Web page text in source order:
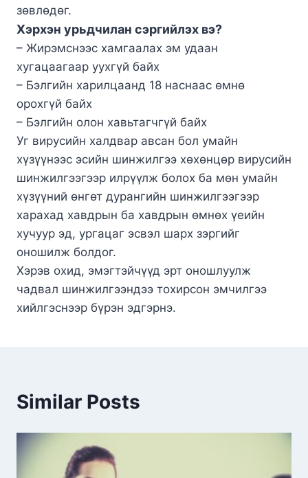
зөвлөдөг.
Хэрхэн урьдчилан сэргийлэх вэ?
– Жирэмснээс хамгаалах эм удаан
хугацаагаар уухгүй байх
– Бэлгийн харилцаанд 18 наснаас өмнө
орохгүй байх
– Бэлгийн олон хавьтагчгүй байх
Уг вирусийн халдвар авсан бол умайн
хүзүүнээс эсийн шинжилгээ хөхөнцөр вирусийн
шинжилгээгээр илрүүлж болох ба мөн умайн
хүзүүний өнгөт дурангийн шинжилгээгээр
харахад хавдрын ба хавдрын өмнөх үеийн
хучуур эд, ургацаг эсвэл шарх зэргийг
оношилж болдог.
Хэрэв охид, эмэгтэйчүүд эрт оношлуулж
чадвал шинжилгээндээ тохирсон эмчилгээ
хийлгэснээр бүрэн эдгэрнэ.
Similar Posts